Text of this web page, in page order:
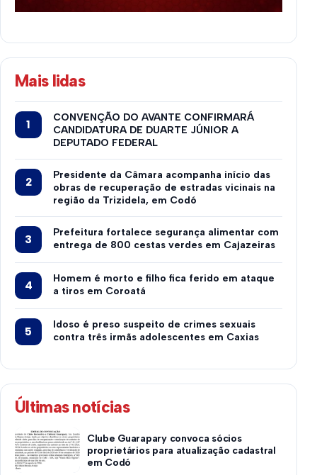
Mais lidas
CONVENÇÃO DO AVANTE CONFIRMARÁ
CANDIDATURA DE DUARTE JÚNIOR A
DEPUTADO FEDERAL
Presidente da Câmara acompanha início das
obras de recuperação de estradas vicinais na
região da Trizidela, em Codó
Prefeitura fortalece segurança alimentar com
entrega de 800 cestas verdes em Cajazeiras
Homem é morto e filho fica ferido em ataque
a tiros em Coroatá
Idoso é preso suspeito de crimes sexuais
contra três irmãs adolescentes em Caxias
Últimas notícias
Clube Guarapary convoca sócios
proprietários para atualização cadastral
em Codó